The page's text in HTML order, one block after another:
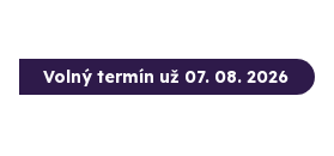
Volný termín už 07. 08. 2026